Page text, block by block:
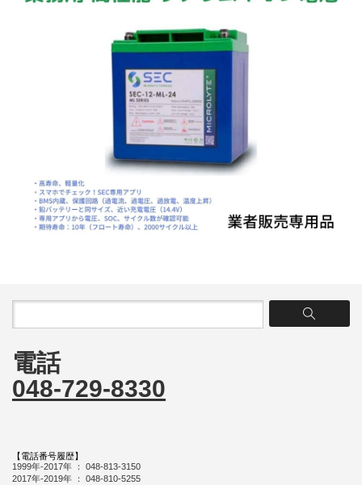
電話
048-729-8330
【電話番号履歴】
1999年-2017年 ： 048-813-3150
2017年-2019年 ： 048-810-5255